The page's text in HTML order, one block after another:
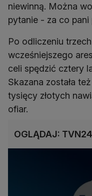
niewinną. Można
pytanie - za co pani
Po odliczeniu
wcześniejszego
celi spędzić cztery
Skazana została
tysięcy złotych
ofiar.
OGLĄDAJ: TVN24